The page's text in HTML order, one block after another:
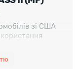
зі США
2017-2020